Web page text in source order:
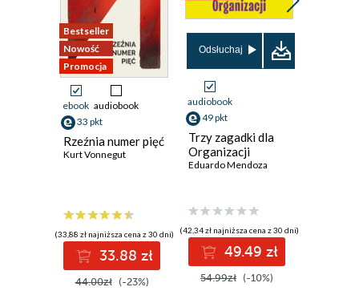
Bestseller
Nowość
Promocja
ebook audiobook
33 pkt
Rzeźnia numer pięć
Kurt Vonnegut
(33,88 zł najniższa cena z 30 dni)
33.88 zł
44.00zł (-23%)
Odsłuchaj
audiobook
49 pkt
Trzy zagadki dla
Organizacji
Eduardo Mendoza
(42,34 zł najniższa cena z 30 dni)
49.49 zł
54.99zł (-10%)